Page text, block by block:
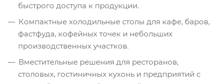
быстрого доступа к продукции.
Компактные холодильные столы для кафе, баров,
фастфуда, кофейных точек и небольших
производственных участков.
Вместительные решения для ресторанов,
столовых, гостиничных кухонь и предприятий с